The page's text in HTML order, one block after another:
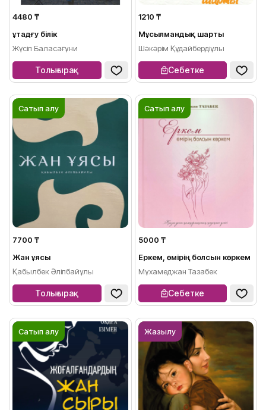
4480 ₸
Құтадғу білік
Жүсіп Баласағұни
Толығырақ
1210 ₸
Мұсылмандық шарты
Шәкәрім Құдайбердіұлы
Себетке
Сатып алу
7700 ₸
Жан ұясы
Қабылбек Әліпбайұлы
Толығырақ
Сатып алу
5000 ₸
Еркем, өмірің болсын көркем
Мұхамеджан Тазабек
Себетке
Сатып алу Жазылу